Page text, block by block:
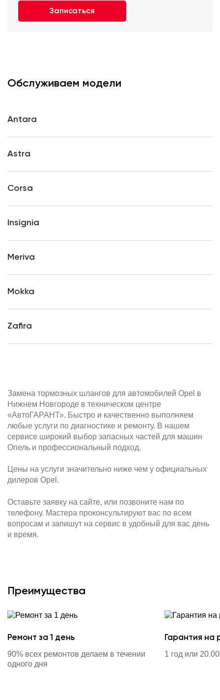
Записаться
Обслуживаем модели
Antara
Astra
Corsa
Insignia
Meriva
Mokka
Zafira
Замена тормозных шлангов для автомобилей Opel в
Нижнем Новгороде в техническом центре
«АвтоГАРАНТ». Быстро и качественно выполняем
любые услуги по диагностике и ремонту. В нашем
сервисе широкий выбор запасных частей для машин
Опель и профессиональный подход.
Цены на услуги значительно ниже чем у официальных
дилеров Opel.
Оставьте заявку на сайте, или позвоните нам по
телефону. Мастера проконсультируют вас по всем
вопросам и запишут на сервис в удобный для вас день
и время.
Преимущества
Ремонт за 1 день
90% всех ремонтов делаем в течении
одного дня
Гарантия на
1 год или